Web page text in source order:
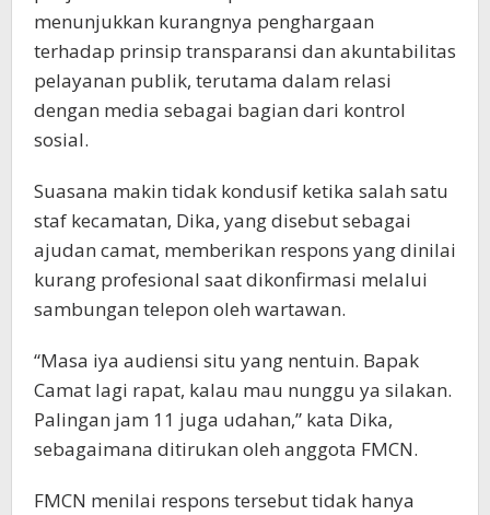
menunjukkan kurangnya penghargaan
terhadap prinsip transparansi dan akuntabilitas
pelayanan publik, terutama dalam relasi
dengan media sebagai bagian dari kontrol
sosial.
Suasana makin tidak kondusif ketika salah satu
staf kecamatan, Dika, yang disebut sebagai
ajudan camat, memberikan respons yang dinilai
kurang profesional saat dikonfirmasi melalui
sambungan telepon oleh wartawan.
“Masa iya audiensi situ yang nentuin. Bapak
Camat lagi rapat, kalau mau nunggu ya silakan.
Palingan jam 11 juga udahan,” kata Dika,
sebagaimana ditirukan oleh anggota FMCN.
FMCN menilai respons tersebut tidak hanya